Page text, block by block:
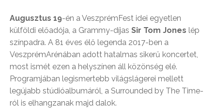
Augusztus 19-én a VeszprémFest idei egyetlen
külföldi előadója, a Grammy-díjas Sir Tom Jones lép
színpadra. A 81 éves élő legenda 2017-ben a
VeszprémArénában adott hatalmas sikerű koncertet,
most ismét ezen a helyszínen áll közönség elé.
Programjában legismertebb világslágerei mellett
legújabb stúdióalbumáról, a Surrounded by The Time-
ról is elhangzanak majd dalok.